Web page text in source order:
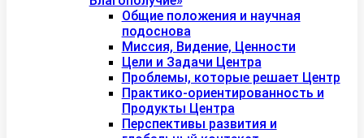
Общие положения и научная
подоснова
Миссия, Видение, Ценности
Цели и Задачи Центра
Проблемы, которые решает Центр
Практико-ориентированность и
Продукты Центра
Перспективы развития и